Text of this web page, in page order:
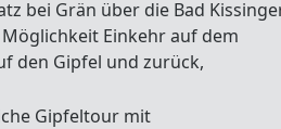
bei Grän über die Bad
Einkehr auf dem
den Gipfel und zurück,
Gipfeltour mit